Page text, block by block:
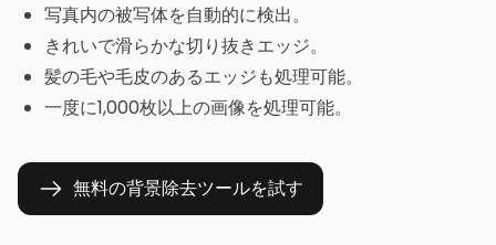
写真内の被写体を自動的に検出。
きれいで滑らかな切り抜きエッジ。
髪の毛や毛皮のあるエッジも処理可能。
一度に1,000枚以上の画像を処理可能。
無料の背景除去ツールを試す